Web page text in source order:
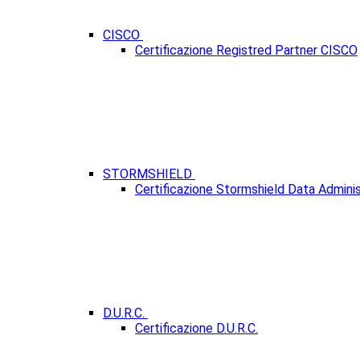
CISCO
Certificazione Registred Partner CISCO
STORMSHIELD
Certificazione Stormshield Data
D.U.R.C.
Certificazione D.U.R.C.